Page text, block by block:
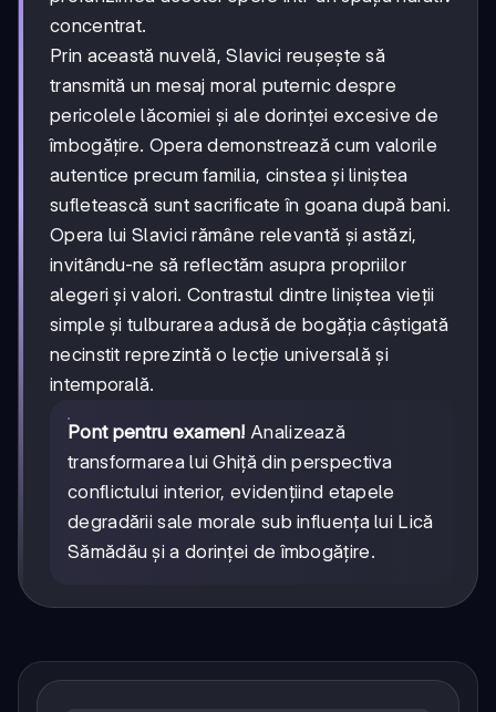
concentrat.
Prin această nuvelă, Slavici reușește să
transmită un mesaj moral puternic despre
pericolele lăcomiei și ale dorinței excesive de
îmbogățire. Opera demonstrează cum valorile
autentice precum familia, cinstea și liniștea
sufletească sunt sacrificate în goana după bani.
Opera lui Slavici rămâne relevantă și astăzi,
invitându-ne să reflectăm asupra propriilor
alegeri și valori. Contrastul dintre liniștea vieții
simple și tulburarea adusă de bogăția câștigată
necinstit reprezintă o lecție universală și
intemporală.
Pont pentru examen! Analizează
transformarea lui Ghiță din perspectiva
conflictului interior, evidențiind etapele
degradării sale morale sub influența lui Lică
Sămădău și a dorinței de îmbogățire.